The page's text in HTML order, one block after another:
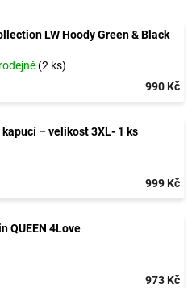
LW Hoody Green & Black
(2 ks)
990 Kč
– velikost 3XL- 1 ks
999 Kč
QUEEN 4Love
973 Kč